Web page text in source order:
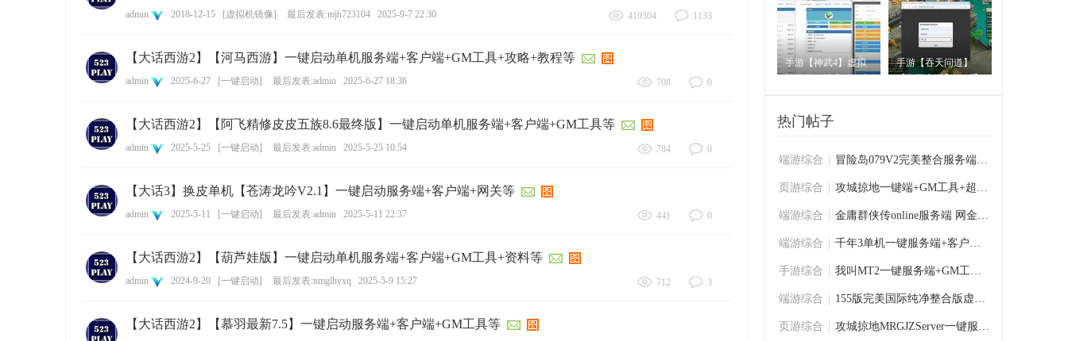
admin
2018-12-15 [虚拟机镜像] 最后发表:mjh723104 2025-9-7 22:30 419304 1133
【大话西游2】【河马西游】一键启动单机服务端+客户端+GM工具+攻略+教程等
admin 2025-6-27 [一键启动] 最后发表:admin 2025-6-27 18:36 708 0
【大话西游2】【阿飞精修皮皮五族8.6最终版】一键启动单机服务端+客户端+GM工具等
admin 2025-5-25 [一键启动] 最后发表:admin 2025-5-25 10:54 784 0
【大话3】换皮单机【苍涛龙吟V2.1】一键启动服务端+客户端+网关等
admin 2025-5-11 [一键启动] 最后发表:admin 2025-5-11 22:37 441 0
【大话西游2】【葫芦娃版】一键启动单机服务端+客户端+GM工具+资料等
admin 2024-9-20 [一键启动] 最后发表:nmglhyxq 2025-5-9 15:27 712 3
【大话西游2】【慕羽最新7.5】一键启动服务端+客户端+GM工具等
像一
客户
手游【神武4】虚拟
手游【吞天问道】
热门帖子
端游综合 冒险岛079V2完美整合服务端内含GM工具+补丁
页游综合 攻城掠地一键端+GM工具+超详细架设方法+超
端游综合 金庸群侠传online服务端 网金怀旧绝版经典P
端游综合 千年3单机一键服务端+客户端+GM命令+架设教
手游综合 我叫MT2一键服务端+GM工具+局域网架设+修改
端游综合 155版完美国际纯净整合版虚拟镜像一键服务
页游综合 攻城掠地MRGJZServer一键服务端